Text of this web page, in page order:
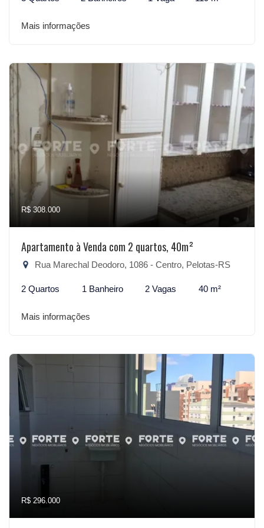
Mais informações
R$ 308.000
Apartamento à Venda com 2 quartos, 40m²
Rua Marechal Deodoro, 1086 - Centro, Pelotas-RS
2 Quartos 1 Banheiro 2 Vagas 40 m²
Mais informações
R$ 296.000